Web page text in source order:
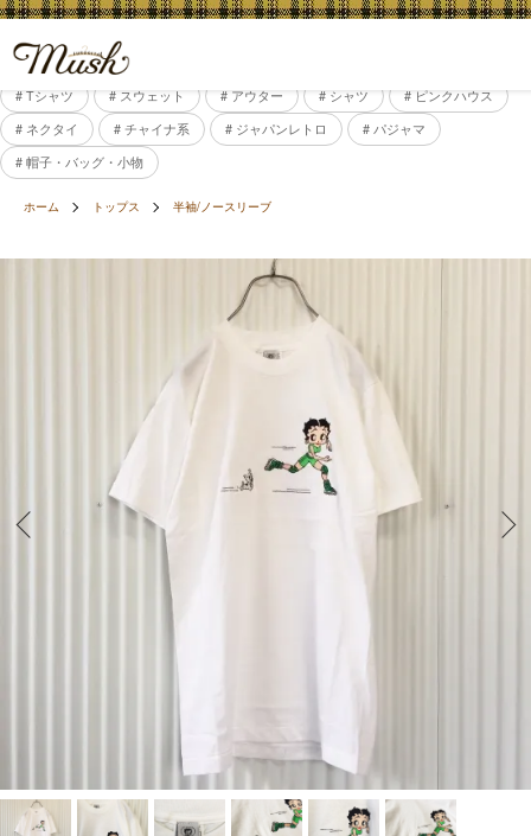
# Tシャツ # スウェット # アウター # シャツ
# ピンクハウス
# ネクタイ
# チャイナ系 # ジャパンレトロ
# パジャマ
# 帽子・バッグ・小物
ホーム トップス 半袖/ノースリーブ